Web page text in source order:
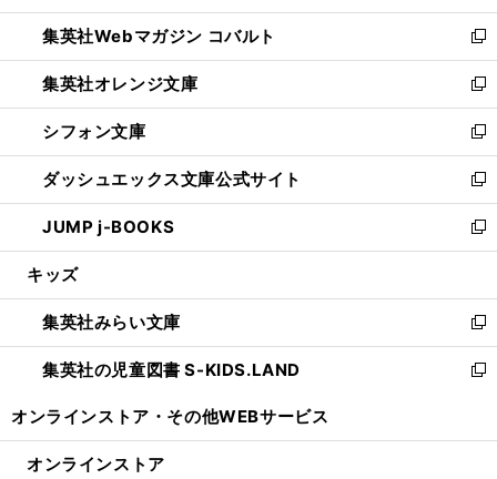
開
く
ウ
で
開
く
ン
ド
ウ
で
開
く
ウ
ィ
ン
ド
ウ
で
開
く
集英社Webマガジン コバルト
新
し
い
ウ
ィ
ン
ド
ウ
で
開
集英社オレンジ文庫
新
し
い
ウ
ィ
ン
ド
ウ
開
く
シフォン文庫
新
し
い
ウ
ィ
ン
ウ
で
開
く
ダッシュエックス文庫公式サイト
新
し
い
ウ
ン
ド
ウ
で
JUMP j-BOOKS
新
し
ウ
ィ
ン
ド
開
キッズ
集英社みらい文庫
新
し
い
ン
集英社の児童図書 S-KIDS.LAND
新
ウ
オンラインストア・ その他WEBサービス
オンラインストア